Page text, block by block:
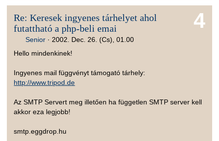
4
Re: Keresek ingyenes tárhelyet ahol
futattható a php-beli emai
Senior ·2002. Dec. 26. (Cs), 01.00
Hello mindenkinek!
Ingyenes mail függvényt támogató tárhely:
http://www.tripod.de
Az SMTP Servert meg illetően ha független SMTP server kell
akkor eza legjobb!
smtp.eggdrop.hu